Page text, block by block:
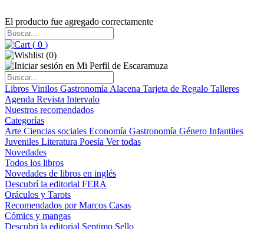
El producto fue agregado correctamente
( 0 )
(0)
Libros Vinilos Gastronomía Alacena Tarjeta de Regalo Talleres
Agenda Revista Intervalo
Nuestros recomendados
Categorías
Arte Ciencias sociales Economía Gastronomía Género Infantiles
Juveniles Literatura Poesía Ver todas
Novedades
Todos los libros
Novedades de libros en inglés
Descubrí la editorial FERA
Oráculos y Tarots
Recomendados por Marcos Casas
Cómics y mangas
Descubri la editorial Septimo Sello